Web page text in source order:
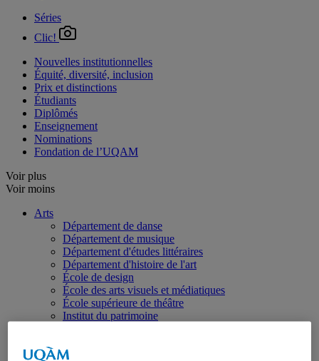
Séries
Clic!
Nouvelles institutionnelles
Équité, diversité, inclusion
Prix et distinctions
Étudiants
Diplômés
Enseignement
Nominations
Fondation de l’UQAM
Voir plus
Voir moins
Arts
Département de danse
Département de musique
Département d'études littéraires
Département d'histoire de l'art
École de design
École des arts visuels et médiatiques
École supérieure de théâtre
Institut du patrimoine
École de langues